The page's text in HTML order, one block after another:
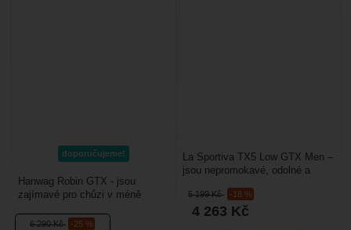
doporučujeme!
6 290Kč -25 %
Hanwag Robin GTX - jsou
zajímavé pro chůzi v méně
nepotřebujete podporu kotníku....
5 199Kč -18 %
4 263 Kč
La Sportiva TX5 Low GTX Men –
jsou nepromokavé, odolné a
boty určené pro nástupy...